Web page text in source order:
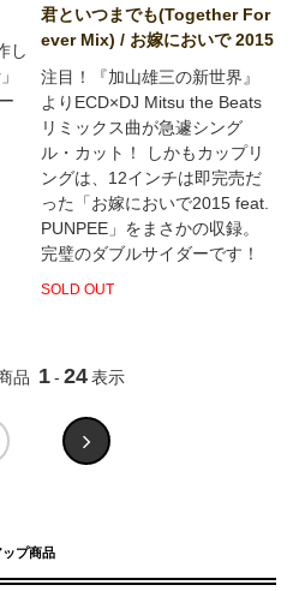
し
君といつまでも(Together For
ever Mix) / お嫁においで 2015
注目！『加山雄三の新世界』
よりECD×DJ Mitsu the Beats
リミックス曲が急遽シング
ル・カット！ しかもカップリ
ングは、12インチは即完売だ
った「お嫁においで2015 feat.
PUNPEE」をまさかの収録。
完璧のダブルサイダーです！
SOLD OUT
品 1 - 24 表示
ップ商品